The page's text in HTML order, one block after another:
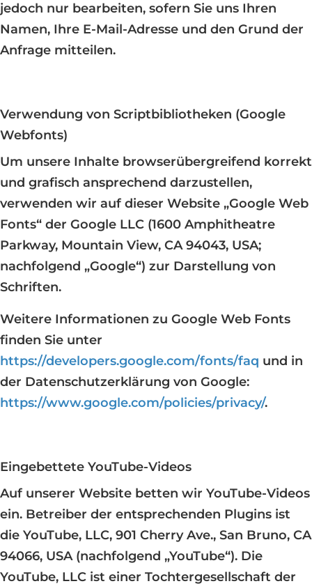
jedoch nur bearbeiten, sofern Sie uns Ihren
Namen, Ihre E-Mail-Adresse und den Grund der
Anfrage mitteilen.
Verwendung von Scriptbibliotheken (Google
Webfonts)
Um unsere Inhalte browserübergreifend korrekt
und grafisch ansprechend darzustellen,
verwenden wir auf dieser Website „Google Web
Fonts“ der Google LLC (1600 Amphitheatre
Parkway, Mountain View, CA 94043, USA;
nachfolgend „Google“) zur Darstellung von
Schriften.
Weitere Informationen zu Google Web Fonts
finden Sie unter
https://developers.google.com/fonts/faq und in
der Datenschutzerklärung von Google:
https://www.google.com/policies/privacy/.
Eingebettete YouTube-Videos
Auf unserer Website betten wir YouTube-Videos
ein. Betreiber der entsprechenden Plugins ist
die YouTube, LLC, 901 Cherry Ave., San Bruno, CA
94066, USA (nachfolgend „YouTube“). Die
YouTube, LLC ist einer Tochtergesellschaft der